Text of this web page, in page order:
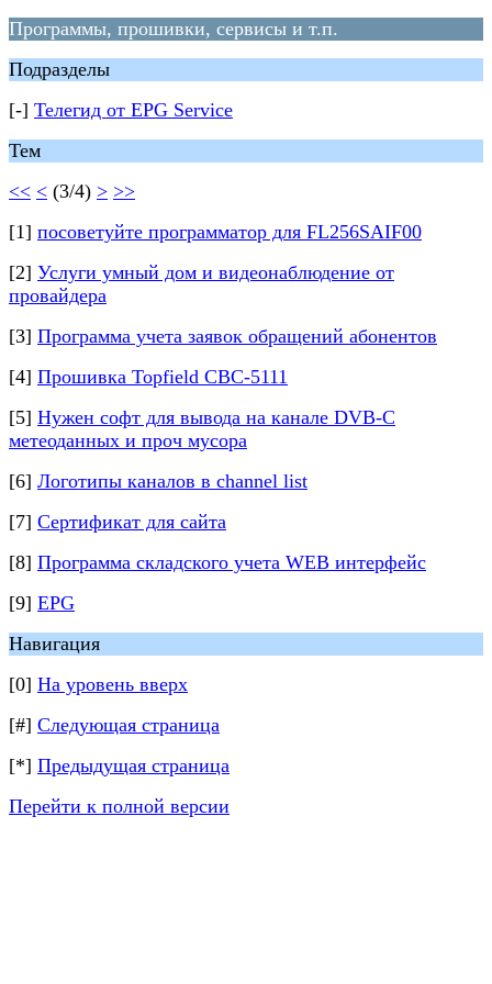
Программы, прошивки, сервисы и т.п.
Подразделы
[-] Телегид от EPG Service
Тем
<< < (3/4) > >>
[1] посоветуйте программатор для FL256SAIF00
[2] Услуги умный дом и видеонаблюдение от
провайдера
[3] Программа учета заявок обращений абонентов
[4] Прошивка Topfield CBC-5111
[5] Нужен софт для вывода на канале DVB-C
метеоданных и проч мусора
[6] Логотипы каналов в channel list
[7] Сертификат для сайта
[8] Программа складского учета WEB интерфейс
[9] EPG
Навигация
[0] На уровень вверх
[#] Следующая страница
[*] Предыдущая страница
Перейти к полной версии